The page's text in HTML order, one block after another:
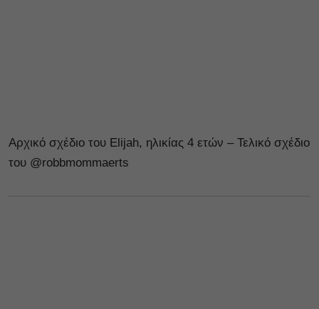
Αρχικό σχέδιο του Elijah, ηλικίας 4 ετών – Τελικό σχέδιο
του @robbmommaerts